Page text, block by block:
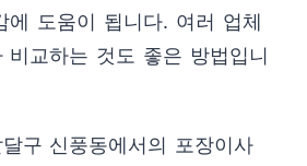
에 도움이 됩니다. 여러 업체
비교하는 것도 좋은 방법입니
구 신풍동에서의 포장이사